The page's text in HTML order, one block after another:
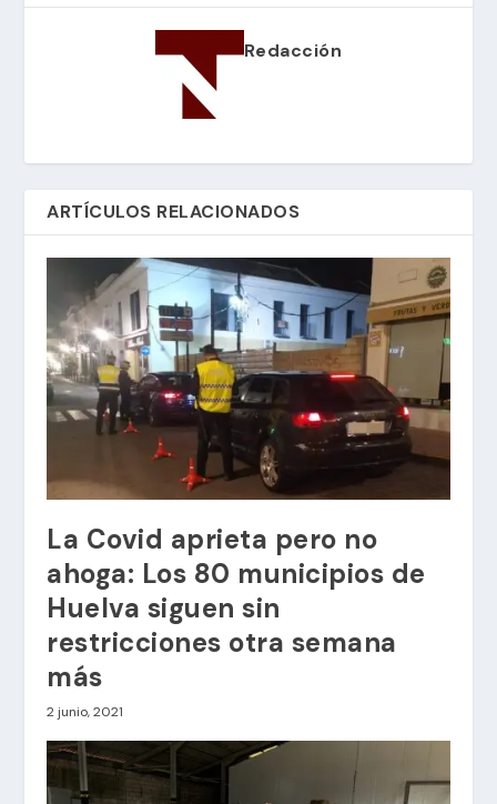
Redacción
ARTÍCULOS RELACIONADOS
La Covid aprieta pero no
ahoga: Los 80 municipios de
Huelva siguen sin
restricciones otra semana
más
2 junio, 2021